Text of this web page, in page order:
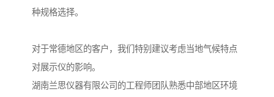
种规格选择。
对于常德地区的客户，我们特别建议考虑当地气候特点
对展示仪的影响。
湖南兰思仪器有限公司的工程师团队熟悉中部地区环境